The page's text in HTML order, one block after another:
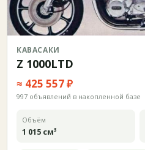
КАВАСАКИ
Z 1000LTD
≈ 425 557 ₽
997 объявлений в накопленной базе
Объём
1 015 см³